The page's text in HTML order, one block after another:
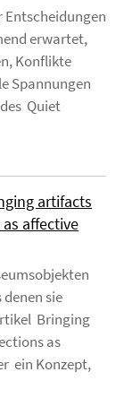
erwartet,
Konflikte
Spannungen
Quiet
artifacts
affective
sie
Bringing
as
ein Konzept,